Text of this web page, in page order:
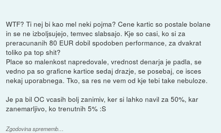
WTF? Ti nej bi kao mel neki pojma? Cene kartic so postale bolane
in se ne izboljsujejo, temvec slabsajo. Kje so casi, ko si za
preracunanih 80 EUR dobil spodoben performance, za dvakrat
toliko pa top shit?
Place so malenkost napredovale, vrednost denarja je padla, se
vedno pa so graficne kartice sedaj drazje, se posebaj, ce isces
nekaj uporabnega. Tko, sa res ne vem od kje tebi take nebuloze.
Je pa bil OC vcasih bolj zanimiv, ker si lahko navil za 50%, kar
zanemarljivo, ko trenutnih 5% :S
Zgodovina sprememb…